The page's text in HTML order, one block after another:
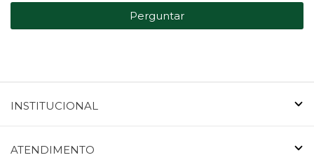
Perguntar
INSTITUCIONAL
ATENDIMENTO